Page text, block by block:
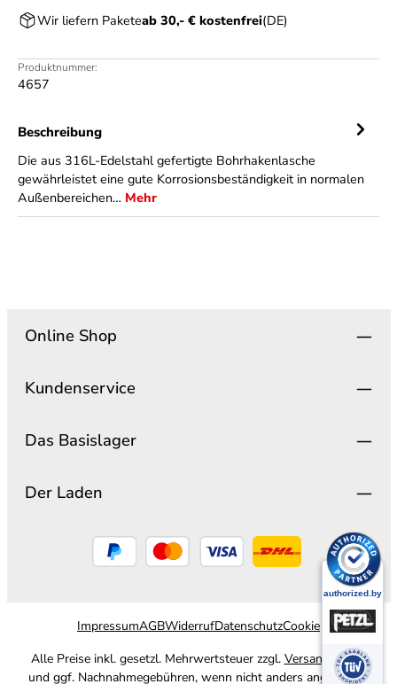
Wir liefern Paketeab 30,- € kostenfrei(DE)
Produktnummer:
4657
Beschreibung
Die aus 316L-Edelstahl gefertigte Bohrhakenlasche
gewährleistet eine gute Korrosionsbeständigkeit in normalen
Außenbereichen… Mehr
Online Shop
Kundenservice
Das Basislager
Der Laden
ImpressumAGBWiderrufDatenschutzCookie
Alle Preise inkl. gesetzl. Mehrwertsteuer zzgl. Versandkosten
und ggf. Nachnahmegebühren, wenn nicht anders angegeben.